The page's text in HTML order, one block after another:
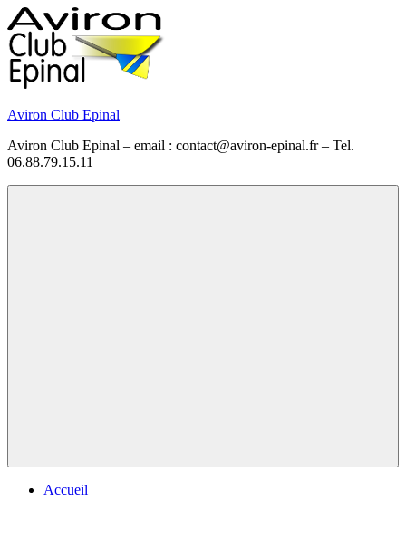
Skip
to
content
Aviron Club Epinal
Aviron Club Epinal – email : contact@aviron-epinal.fr – Tel.
06.88.79.15.11
Accueil